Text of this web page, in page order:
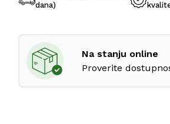
dana)
Na stanju online
Proverite